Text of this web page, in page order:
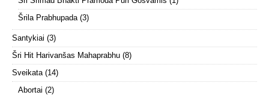
Šrila Prabhupada (3)
Santykiai (3)
Šri Hit Harivanšas Mahaprabhu (8)
Sveikata (14)
Abortai (2)